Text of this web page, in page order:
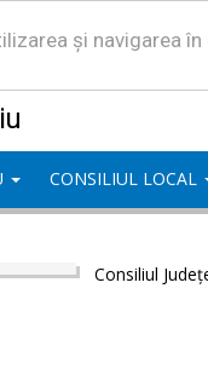
și navigarea
CONSILIUL LOCAL
Consiliul